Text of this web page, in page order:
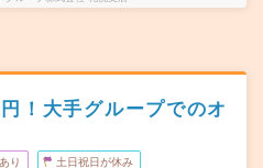
！大手グループでのオ
り 土日祝日が休み